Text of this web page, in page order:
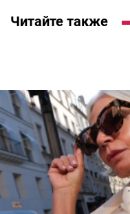
Читайте также